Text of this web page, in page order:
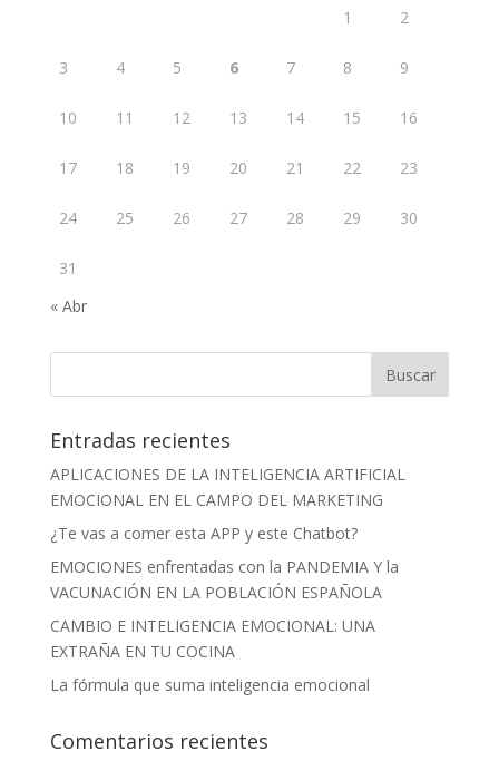
1 2
3 4 5 6 7 8 9
10 11 12 13 14 15 16
17 18 19 20 21 22 23
24 25 26 27 28 29 30
31
« Abr
Entradas recientes
APLICACIONES DE LA INTELIGENCIA ARTIFICIAL
EMOCIONAL EN EL CAMPO DEL MARKETING
¿Te vas a comer esta APP y este Chatbot?
EMOCIONES enfrentadas con la PANDEMIA Y la
VACUNACIÓN EN LA POBLACIÓN ESPAÑOLA
CAMBIO E INTELIGENCIA EMOCIONAL: UNA
EXTRAÑA EN TU COCINA
La fórmula que suma inteligencia emocional
Comentarios recientes